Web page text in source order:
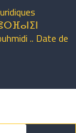
.. Date de